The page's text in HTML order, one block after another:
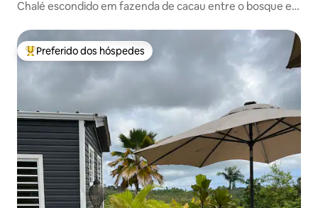
Chalé escondido em fazenda de cacau entre o bosque e o
Entre os melhores preferidos dos hóspedes
Preferido dos hóspedes